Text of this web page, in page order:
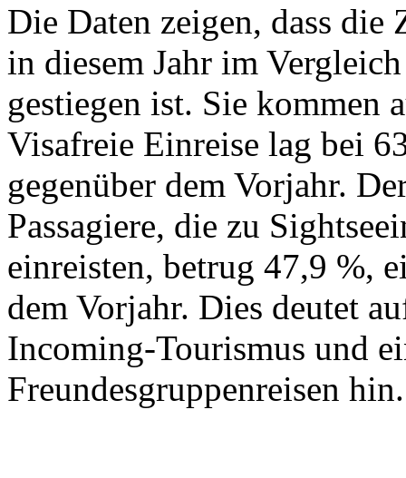
Die Daten zeigen, dass die
in diesem Jahr im
gestiegen ist. Sie kommen
Visafreie Einreise lag bei
gegenüber dem Vorjahr.
Passagiere, die zu
einreisten, betrug 47,9 %,
dem Vorjahr. Dies deutet
Incoming-Tourismus und
Freundesgruppenreisen hin.